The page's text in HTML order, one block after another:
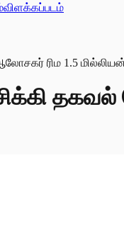
விளக்கப்படம்